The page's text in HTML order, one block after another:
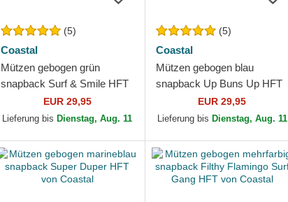
(5)
Coastal
Mützen gebogen grün
snapback Surf & Smile HFT
von CoastalEUR 29,95
Lieferung bis Dienstag, Aug. 11
(5)
Coastal
Mützen gebogen blau
snapback Up Buns Up HFT
von CoastalEUR 29,95
Lieferung bis Dienstag, Aug. 11